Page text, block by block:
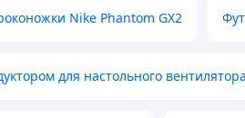
Nike Phantom GX2
для настольного вентилятора